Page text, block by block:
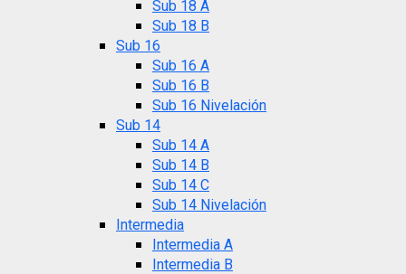
Sub 18 A
Sub 18 B
Sub 16
Sub 16 A
Sub 16 B
Sub 16 Nivelación
Sub 14
Sub 14 A
Sub 14 B
Sub 14 C
Sub 14 Nivelación
Intermedia
Intermedia A
Intermedia B